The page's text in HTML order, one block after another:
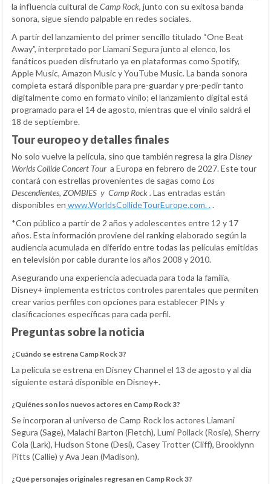
la influencia cultural deCamp Rock, junto con su exitosa banda
sonora, sigue siendo palpable en redes sociales.
A partir del lanzamiento del primer sencillo titulado “One Beat
Away”, interpretado por Liamani Segura junto al elenco, los
fanáticos pueden disfrutarlo ya en plataformas como Spotify,
Apple Music, Amazon Music y YouTube Music. La banda sonora
completa estará disponible para pre-guardar y pre-pedir tanto
digitalmente como en formato vinilo; el lanzamiento digital está
programado para el 14 de agosto, mientras que el vinilo saldrá el
18 de septiembre.
Tour europeo y detalles finales
No solo vuelve la película, sino que también regresa la gira Disney
Worlds Collide Concert Tour a Europa en febrero de 2027. Este tour
contará con estrellas provenientes de sagas como Los
Descendientes, ZOMBIES y Camp Rock. Las entradas están
disponibles en www.WorldsCollideTourEurope.com...
*Con público a partir de 2 años y adolescentes entre 12 y 17
años. Esta información proviene del ranking elaborado según la
audiencia acumulada en diferido entre todas las películas emitidas
en televisión por cable durante los años 2008 y 2010.
Asegurando una experiencia adecuada para toda la familia,
Disney+ implementa estrictos controles parentales que permiten
crear varios perfiles con opciones para establecer PINs y
clasificaciones específicas para cada perfil.
Preguntas sobre la noticia
¿Cuándo se estrena Camp Rock 3?
La película se estrena en Disney Channel el 13 de agosto y al día
siguiente estará disponible en Disney+.
¿Quiénes son los nuevos actores en Camp Rock 3?
Se incorporan al universo de Camp Rock los actores Liamani
Segura (Sage), Malachi Barton (Fletch), Lumi Pollack (Rosie), Sherry
Cola (Lark), Hudson Stone (Desi), Casey Trotter (Cliff), Brooklynn
Pitts (Callie) y Ava Jean (Madison).
¿Qué personajes originales regresan en Camp Rock 3?